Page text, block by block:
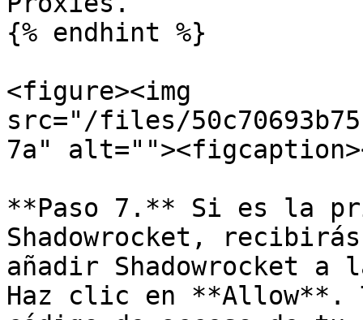
{% endhint %}
<figure><img
src="/files/
7a"
**Paso 7.** Si es la
Shadowrocket,
añadir Shadowrocket a
Haz clic en **Allow**.